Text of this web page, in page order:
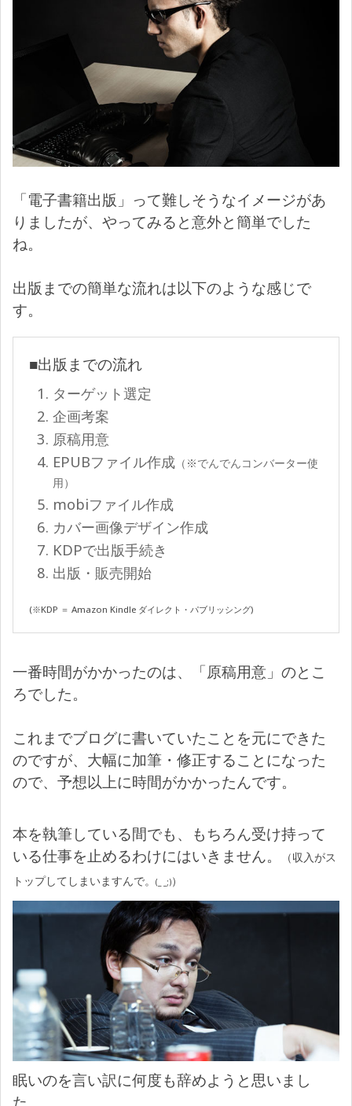
「電子書籍出版」って難しそうなイメージがあ
りましたが、やってみると意外と簡単でした
ね。
出版までの簡単な流れは以下のような感じで
す。
■出版までの流れ
ターゲット選定
企画考案
原稿用意
EPUBファイル作成 （※でんでんコンバーター使
用）
mobiファイル作成
カバー画像デザイン作成
KDPで出版手続き
出版・販売開始
(※KDP ＝ Amazon Kindle ダイレクト・パブリッシング)
一番時間がかかったのは、「原稿用意」のとこ
ろでした。
これまでブログに書いていたことを元にできた
のですが、大幅に加筆・修正することになった
ので、予想以上に時間がかかったんです。
本を執筆している間でも、もちろん受け持って
いる仕事を止めるわけにはいきません。
（収入がス
トップしてしまいますんで。
(_ _;)）
眠いのを言い訳に何度も辞めようと思いまし
た。